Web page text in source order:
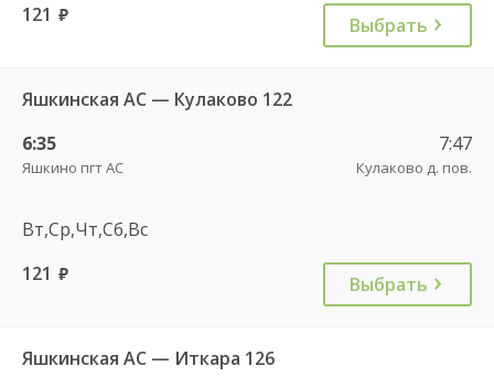
121 руб. Выбрать
Яшкинская АС — Кулаково 122
6:35
Яшкино пгт АС
7:47
Кулаково д. пов.
Вт,Ср,Чт,Сб,Вс
121 руб. Выбрать
Яшкинская АС — Иткара 126